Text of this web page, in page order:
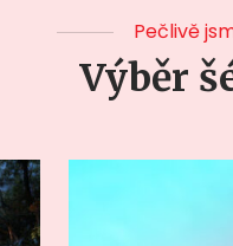
Pečlivě
Výběr